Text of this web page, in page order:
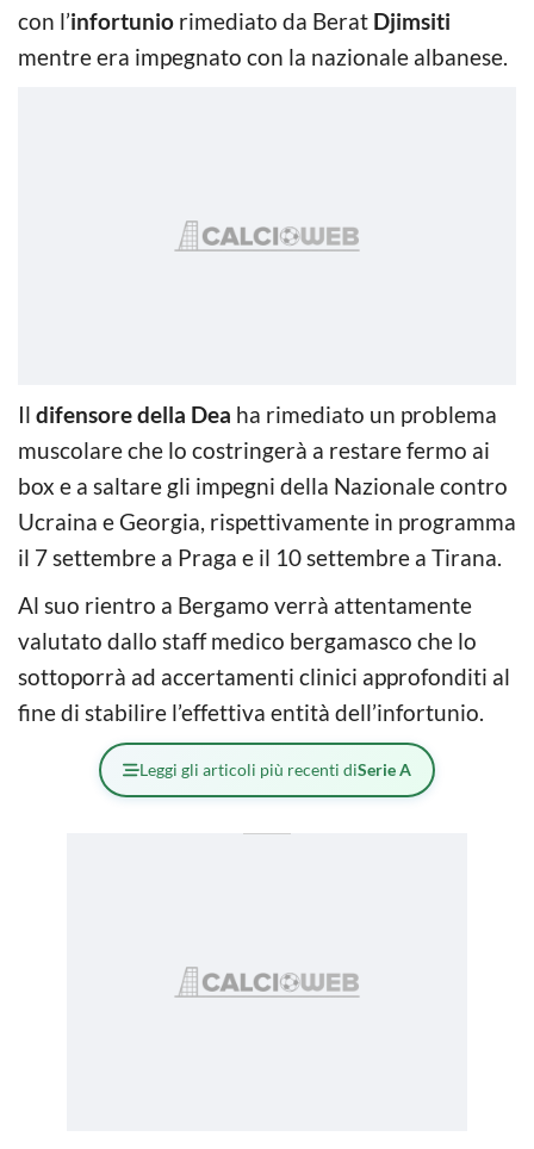
con l’infortunio rimediato da Berat Djimsiti
mentre era impegnato con la nazionale albanese.
Il difensore della Dea ha rimediato un problema
muscolare che lo costringerà a restare fermo ai
box e a saltare gli impegni della Nazionale contro
Ucraina e Georgia, rispettivamente in programma
il 7 settembre a Praga e il 10 settembre a Tirana.
Al suo rientro a Bergamo verrà attentamente
valutato dallo staff medico bergamasco che lo
sottoporrà ad accertamenti clinici approfonditi al
fine di stabilire l’effettiva entità dell’infortunio.
Leggi gli articoli più recenti diSerie A